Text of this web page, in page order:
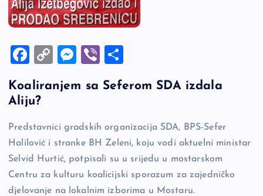
F
c
e
b
o
o
k
C
p
Li
n
k
M
se
g
er
Vi
er ar
Koaliranjem sa Seferom SDA izdala
Aliju?
Predstavnici gradskih organizacija SDA, BPS-Sefer
Halilović i stranke BH Zeleni, koju vodi aktuelni ministar
Selvid Hurtić, potpisali su u srijedu u mostarskom
Centru za kulturu koalicijski sporazum za zajedničko
djelovanje na lokalnim izborima u Mostaru.